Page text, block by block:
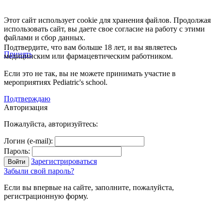
Этот сайт использует cookie для хранения файлов. Продолжая
использовать сайт, вы даете свое согласие на работу с этими
файлами и сбор данных.
Принять
Подтвердите, что вам больше 18 лет, и вы являетесь
медицинским или фармацевтическим работником.
Если это не так, вы не можете принимать участие в
мероприятиях Pediatric's school.
Подтверждаю
Авторизация
Пожалуйста, авторизуйтесь:
Логин (e-mail):
Пароль:
Зарегистрироваться
Забыли свой пароль?
Если вы впервые на сайте, заполните, пожалуйста,
регистрационную форму.